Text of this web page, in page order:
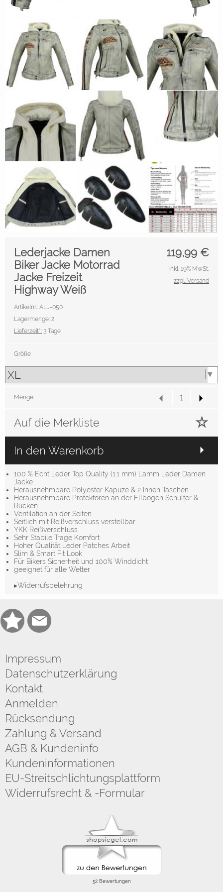
119,99 €
Lederjacke Damen
Biker Jacke Motorrad
Jacke Freizeit
Highway Weiß
Artikelnr.: ALJ-050
Lagermenge: 2
Lieferzeit*: 3 Tage
inkl. 19% MwSt.
zzgl. Versand
Größe
Menge:
Auf die Merkliste
In den Warenkorb
100 % Echt Leder Top Quality (1.1 mm) Lamm Leder Damen
Jacke
Herausnehmbare Polyester Kapuze & 2 Innen Taschen
Herausnehmbare Protektoren an der Ellbogen Schulter &
Rücken
Ventilation an der Seiten
Seitlich mit Reißverschluss verstellbar
YKK Reißverschluss
Sehr Stabile Trage Komfort
Hoher Qualität Leder Patches Arbeit
Slim & Smart Fit Look
Für Bikers Sicherheit und 100% Winddicht
geeignet für alle Wetter
▸Widerrufsbelehrung
Impressum
Datenschutzerklärung
Kontakt
Anmelden
Rücksendung
Zahlung & Versand
AGB & Kundeninfo
Kundeninformationen
EU-Streitschlichtungsplattform
Widerrufsrecht & -Formular